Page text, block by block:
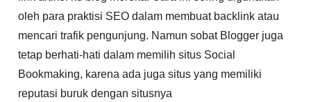
oleh para praktisi SEO dalam membuat backlink atau
mencari trafik pengunjung. Namun sobat Blogger juga
tetap berhati-hati dalam memilih situs Social
Bookmaking, karena ada juga situs yang memiliki
reputasi buruk dengan situsnya